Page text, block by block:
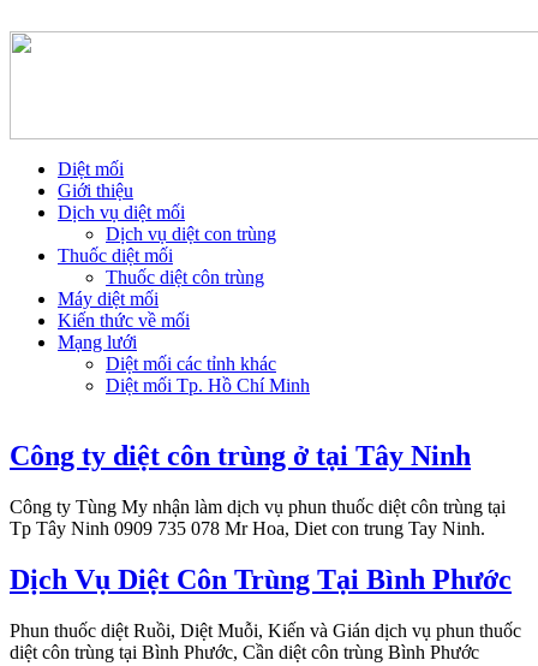
Diệt mối
Giới thiệu
Dịch vụ diệt mối
Dịch vụ diệt con trùng
Thuốc diệt mối
Thuốc diệt côn trùng
Máy diệt mối
Kiến thức về mối
Mạng lưới
Diệt mối các tỉnh khác
Diệt mối Tp. Hồ Chí Minh
Công ty diệt côn trùng ở tại Tây Ninh
Công ty Tùng My nhận làm dịch vụ phun thuốc diệt côn trùng tại
Tp Tây Ninh 0909 735 078 Mr Hoa, Diet con trung Tay Ninh.
Dịch Vụ Diệt Côn Trùng Tại Bình Phước
Phun thuốc diệt Ruồi, Diệt Muỗi, Kiến và Gián dịch vụ phun thuốc
diệt côn trùng tại Bình Phước, Cần diệt côn trùng Bình Phước